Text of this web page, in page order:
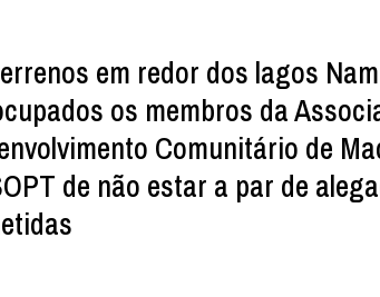
em redor dos lagos
os membros da
Comunitário de
de não estar a par de